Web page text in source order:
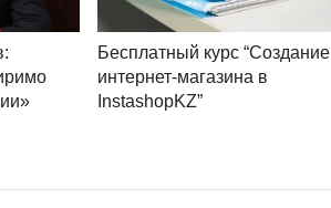
Бесплатный курс “Создание
интернет-магазина в
InstashopKZ”